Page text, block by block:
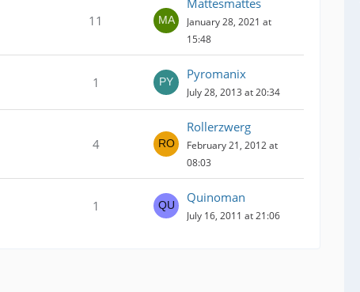
11
Mattesmattes
January 28, 2021 at
15:48
1
Pyromanix
July 28, 2013 at 20:34
4
Rollerzwerg
February 21, 2012 at
08:03
1
Quinoman
July 16, 2011 at 21:06